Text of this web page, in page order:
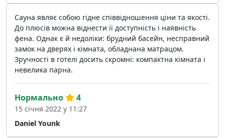
Сауна являє собою гідне співвідношення ціни та якості.
До плюсів можна віднести її доступність і наявність
фена. Однак є й недоліки: брудний басейн, несправний
замок на дверях і кімната, обладнана матрацом.
Зручності в готелі досить скромні: компактна кімната і
невелика парна.
Daniel Younk
Нормально 4
15 січня 2022 у 11:27